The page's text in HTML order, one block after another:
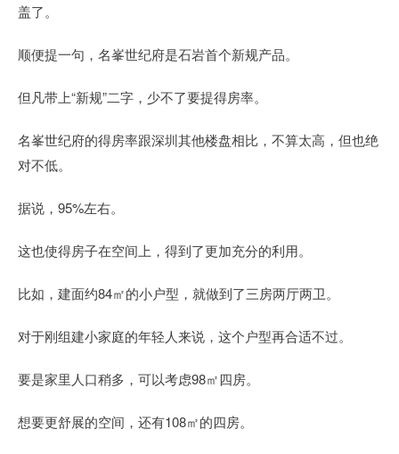
盖了。
顺便提一句，名峯世纪府是石岩首个新规产品。
但凡带上“新规”二字，少不了要提得房率。
名峯世纪府的得房率跟深圳其他楼盘相比，不算太高，但也绝
对不低。
据说，95%左右。
这也使得房子在空间上，得到了更加充分的利用。
比如，建面约84㎡的小户型，就做到了三房两厅两卫。
对于刚组建小家庭的年轻人来说，这个户型再合适不过。
要是家里人口稍多，可以考虑98㎡四房。
想要更舒展的空间，还有108㎡的四房。